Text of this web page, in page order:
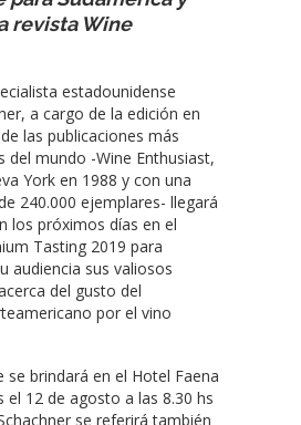
revista Wine
estadounidense
a cargo de la edición en
las publicaciones más
del mundo -Wine Enthusiast,
York en 1988 y con una
240.000 ejemplares- llegará
los próximos días en el
Tasting 2019 para
audiencia sus valiosos
del gusto del
por el vino
se brindará en el Hotel Faena
el 12 de agosto a las 8.30 hs
se referirá también